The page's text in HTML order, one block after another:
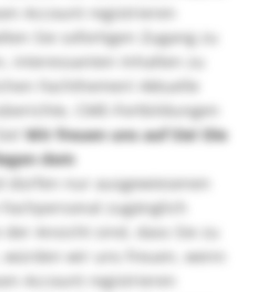
Account registrieren
Sie sofortigen Zugang zu
interessanten Inhalten zu
Fachthemen! Aktuelle
CME-Fortbildungen
Wir freuen uns auf Sie! Die
dem
nur ausgewiesenen
zugänglich
Ansicht sind, dass Sie zu
wir uns freuen, wenn
Account registrieren